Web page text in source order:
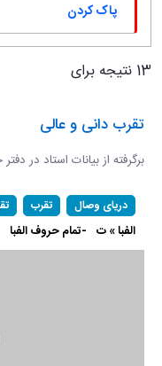
پاک کردن
13 نتیجه برای
تقرب دانی و عالی
برگرفته از بیانات استاد در
دریای وصال تقرب
الفبا » ت -تمام حروف الفبا